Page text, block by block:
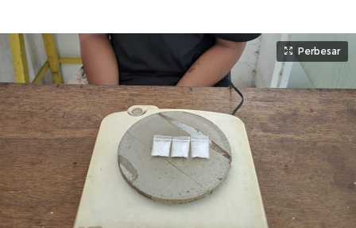
Perbesar